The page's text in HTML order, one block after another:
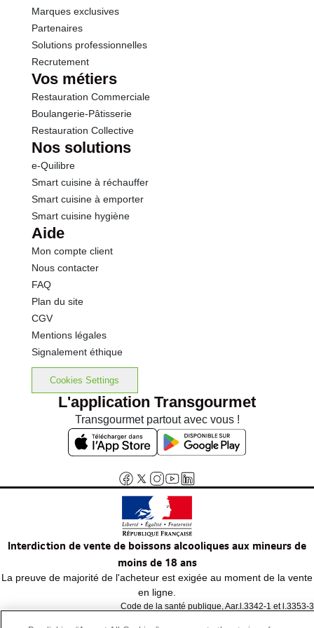
Marques exclusives
Partenaires
Solutions professionnelles
Recrutement
Vos métiers
Restauration Commerciale
Boulangerie-Pâtisserie
Restauration Collective
Nos solutions
e-Quilibre
Smart cuisine à réchauffer
Smart cuisine à emporter
Smart cuisine hygiène
Aide
Mon compte client
Nous contacter
FAQ
Plan du site
CGV
Mentions légales
Signalement éthique
Cookies Settings
L'application Transgourmet
Transgourmet partout avec vous !
Interdiction de vente de boissons alcooliques aux mineurs de
moins de 18 ans
La preuve de majorité de l'acheteur est exigée au moment de la vente
en ligne.
Code de la santé publique, Aar.l.3342-1 et l.3353-3